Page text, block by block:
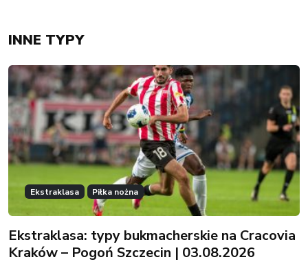
INNE TYPY
Ekstraklasa Piłka nożna
Ekstraklasa: typy bukmacherskie na Cracovia
Kraków – Pogoń Szczecin | 03.08.2026